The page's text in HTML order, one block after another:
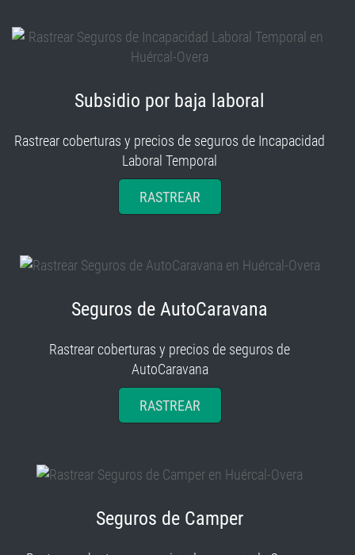
Rastrear coberturas y precios de seguros de Incapacidad
Laboral Temporal
RASTREAR
Rastrear coberturas y precios de seguros de
AutoCaravana
RASTREAR
Rastrear coberturas y precios de seguros de Camper